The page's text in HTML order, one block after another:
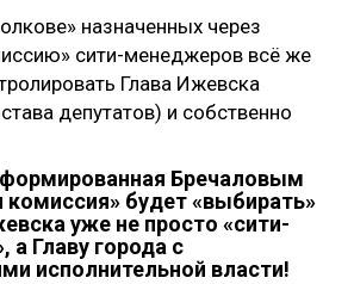
назначенных через
сити-менеджеров всё же
Глава Ижевска
депутатов) и собственно
Бречаловым
комиссия» будет «выбирать»
уже не просто «сити-
а Главу города с
исполнительной власти!